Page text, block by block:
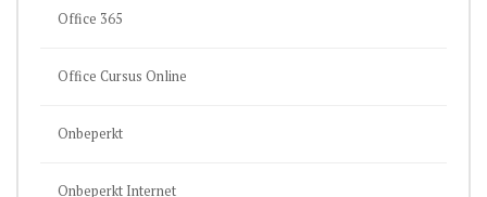
Office 365
Office Cursus Online
Onbeperkt
Onbeperkt Internet